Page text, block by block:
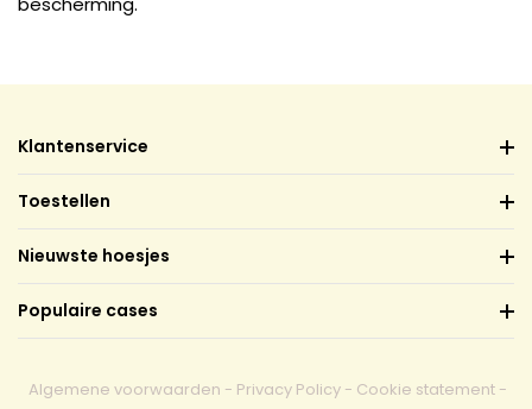
Klantenservice
Toestellen
Nieuwste hoesjes
Populaire cases
Algemene voorwaarden - Privacy Policy - Cookie statement -